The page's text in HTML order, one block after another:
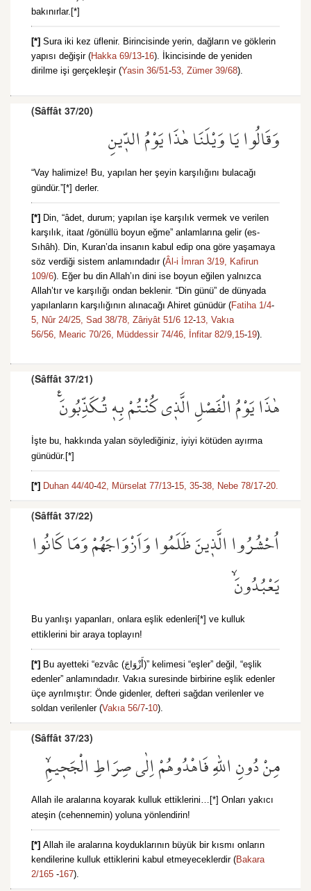
bakınırlar.[*]
[*] Sura iki kez üflenir. Birincisinde yerin, dağların ve göklerin
yapısı değişir (Hakka 69/13-16). İkincisinde de yeniden
dirilme işi gerçekleşir (Yasin 36/51-53, Zümer 39/68).
(Sâffât 37/20)
وَقَالُوا يَا وَيْلَنَا هٰذَا يَوْمُ الدّ۪ينِ
“Vay halimize! Bu, yapılan her şeyin karşılığını bulacağı
gündür.”[*] derler.
[*] Din, “âdet, durum; yapılan işe karşılık vermek ve verilen
karşılık, itaat /gönüllü boyun eğme” anlamlarına gelir (es-
Sıhâh). Din, Kuran’da insanın kabul edip ona göre yaşamaya
söz verdiği sistem anlamındadır (Âl-i İmran 3/19, Kafirun
109/6). Eğer bu din Allah’ın dini ise boyun eğilen yalnızca
Allah’tır ve karşılığı ondan beklenir. “Din günü” de dünyada
yapılanların karşılığının alınacağı Ahiret günüdür (Fatiha 1/4-
5, Nûr 24/25, Sad 38/78, Zâriyât 51/6 12-13, Vakıa
56/56, Mearic 70/26, Müddessir 74/46, İnfitar 82/9,15-19).
(Sâffât 37/21)
هٰذَا يَوْمُ الْفَصْلِ الَّذ۪ي كُنْتُمْ بِه۪ تُكَذِّبُونَ۟
İşte bu, hakkında yalan söylediğiniz, iyiyi kötüden ayırma
günüdür.[*]
[*] Duhan 44/40-42, Mürselat 77/13-15, 35-38, Nebe 78/17-20.
(Sâffât 37/22)
اُحْشُرُوا الَّذ۪ينَ ظَلَمُوا وَاَزْوَاجَهُمْ وَمَا كَانُوا
يَعْبُدُونَۙ
Bu yanlışı yapanları, onlara eşlik edenleri[*] ve kulluk
ettiklerini bir araya toplayın!
[*] Bu ayetteki “ezvâc (أَزْوَاجَ)” kelimesi “eşler” değil, “eşlik
edenler” anlamındadır. Vakıa suresinde birbirine eşlik edenler
üçe ayrılmıştır: Önde gidenler, defteri sağdan verilenler ve
soldan verilenler (Vakıa 56/7-10).
(Sâffât 37/23)
مِنْ دُونِ اللّٰهِ فَاهْدُوهُمْ اِلٰى صِرَاطِ الْجَح۪يمِۙ
Allah ile aralarına koyarak kulluk ettiklerini…[*] Onları yakıcı
ateşin (cehennemin) yoluna yönlendirin!
[*] Allah ile aralarına koyduklarının büyük bir kısmı onların
kendilerine kulluk ettiklerini kabul etmeyeceklerdir (Bakara
2/165 -167).